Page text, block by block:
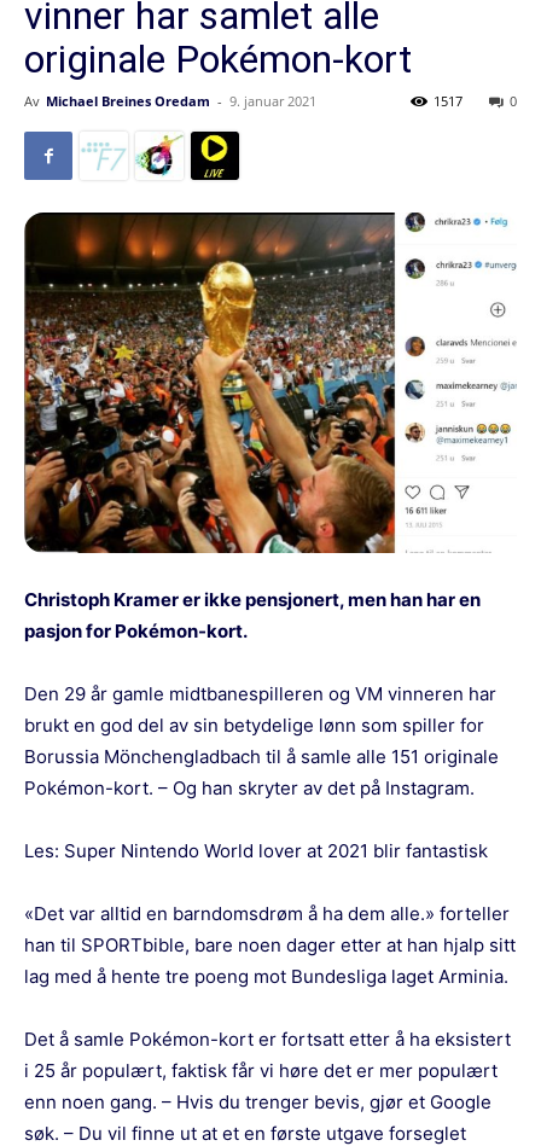
vinner har samlet alle
originale Pokémon-kort
Av Michael Breines Oredam - 9. januar 2021 0
1517
Christoph Kramer er ikke pensjonert, men han har en
pasjon for Pokémon-kort.
Den 29 år gamle midtbanespilleren og VM vinneren har
brukt en god del av sin betydelige lønn som spiller for
Borussia Mönchengladbach til å samle alle 151 originale
Pokémon-kort. – Og han skryter av det på Instagram.
Les: Super Nintendo World lover at 2021 blir fantastisk
«Det var alltid en barndomsdrøm å ha dem alle.» forteller
han til SPORTbible, bare noen dager etter at han hjalp sitt
lag med å hente tre poeng mot Bundesliga laget Arminia.
Det å samle Pokémon-kort er fortsatt etter å ha eksistert
i 25 år populært, faktisk får vi høre det er mer populært
enn noen gang. – Hvis du trenger bevis, gjør et Google
søk. – Du vil finne ut at et en første utgave forseglet